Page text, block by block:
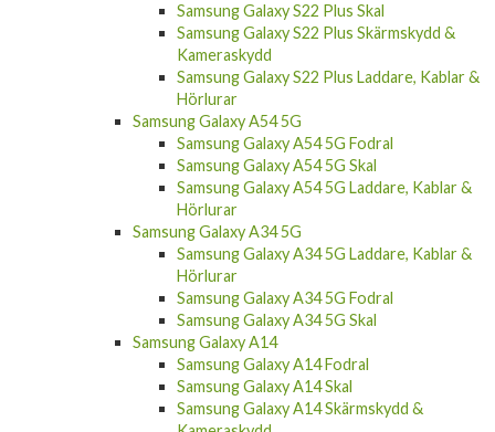
Samsung Galaxy S22 Plus Skal
Samsung Galaxy S22 Plus Skärmskydd &
Kameraskydd
Samsung Galaxy S22 Plus Laddare, Kablar &
Hörlurar
Samsung Galaxy A54 5G
Samsung Galaxy A54 5G Fodral
Samsung Galaxy A54 5G Skal
Samsung Galaxy A54 5G Laddare, Kablar &
Hörlurar
Samsung Galaxy A34 5G
Samsung Galaxy A34 5G Laddare, Kablar &
Hörlurar
Samsung Galaxy A34 5G Fodral
Samsung Galaxy A34 5G Skal
Samsung Galaxy A14
Samsung Galaxy A14 Fodral
Samsung Galaxy A14 Skal
Samsung Galaxy A14 Skärmskydd &